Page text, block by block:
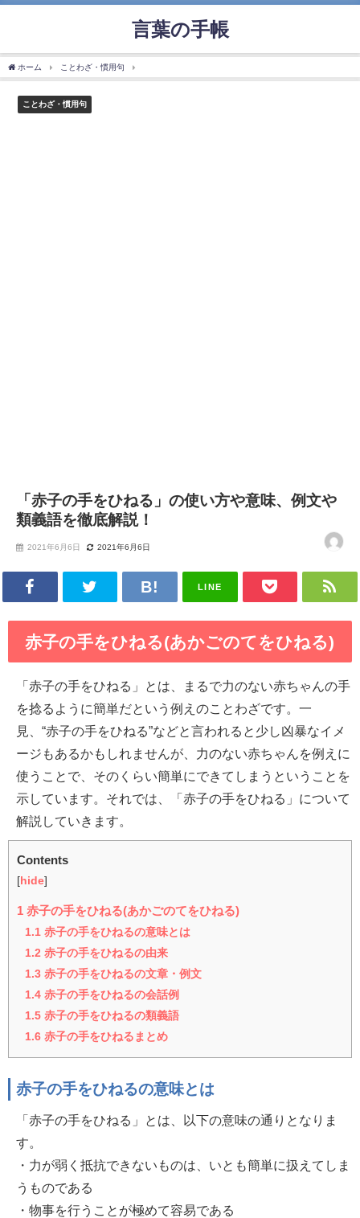
言葉の手帳
ホーム ことわざ・慣用句
ことわざ・慣用句
「赤子の手をひねる」の使い方や意味、例文や
類義語を徹底解説！
2021年6月6日 2021年6月6日
LINE
赤子の手をひねる(あかごのてをひねる)
「赤子の手をひねる」とは、まるで力のない赤ちゃんの手
を捻るように簡単だという例えのことわざです。一
見、“赤子の手をひねる”などと言われると少し凶暴なイメ
ージもあるかもしれませんが、力のない赤ちゃんを例えに
使うことで、そのくらい簡単にできてしまうということを
示しています。それでは、「赤子の手をひねる」について
解説していきます。
Contents
[ hide]
1 赤子の手をひねる(あかごのてをひねる)
1.1 赤子の手をひねるの意味とは
1.2 赤子の手をひねるの由来
1.3 赤子の手をひねるの文章・例文
1.4 赤子の手をひねるの会話例
1.5 赤子の手をひねるの類義語
1.6 赤子の手をひねるまとめ
赤子の手をひねるの意味とは
「赤子の手をひねる」とは、以下の意味の通りとなりま
す。
・力が弱く抵抗できないものは、いとも簡単に扱えてしま
うものである
・物事を行うことが極めて容易である